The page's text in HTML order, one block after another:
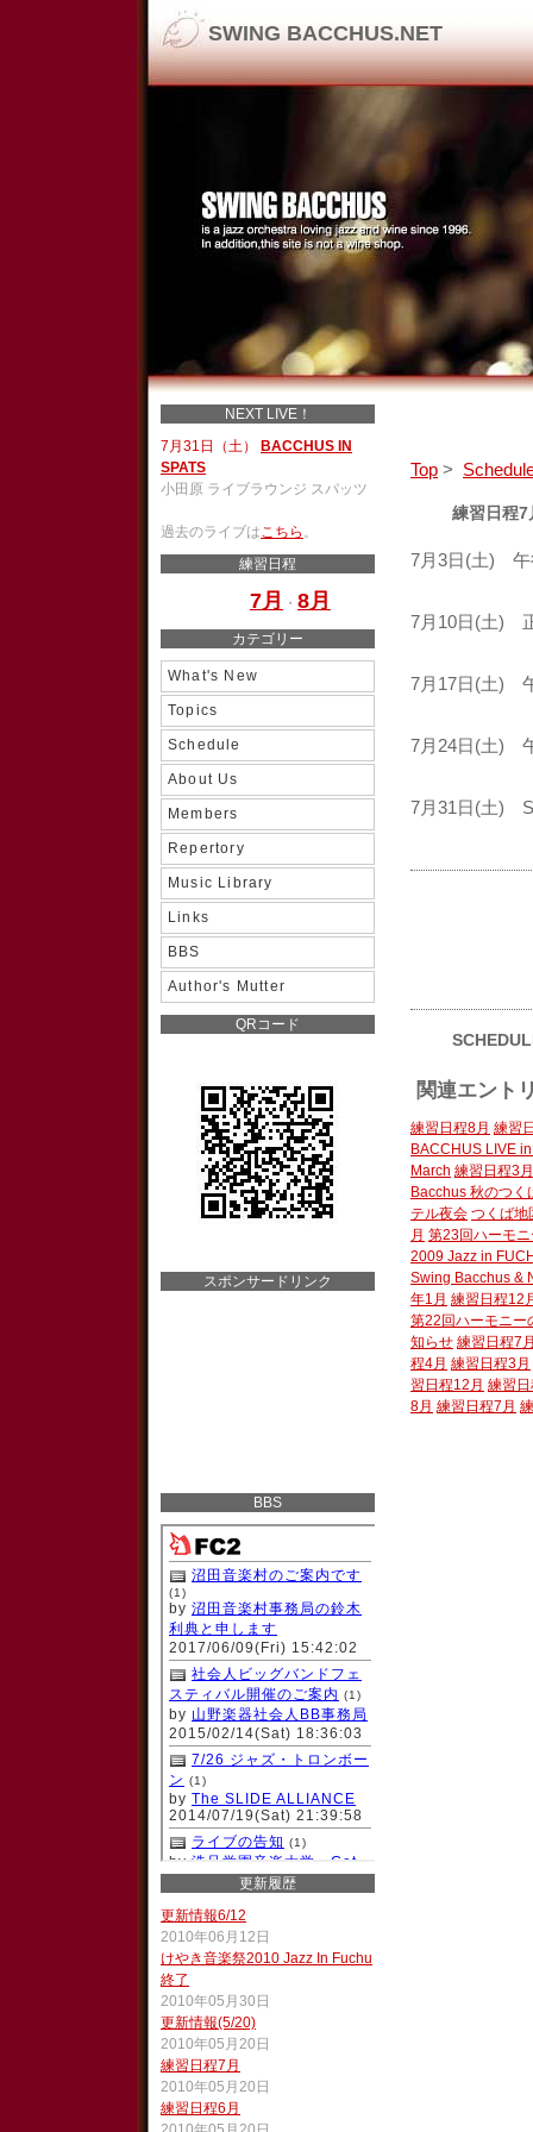
SWING BACCHUS.NET
Top >
練習日程7
7月3日(土) 午
7月10日(土)
7月17日(土)
7月24日(土)
7月31日(土)
関連エント
練習日程8月 練習
BACCHUS LIVE
March 練習日程3月
Bacchus 秋のつく
テル夜会 つくば地
月 第23回ハーモ
2009 Jazz in
Swing Bacchus &
年1月 練習日程12
第22回ハーモニー
知らせ 練習日程7
程4月 練習日程3月
習日程12月 練習
8月 練習日程7月
NEXT LIVE！
7月31日（土）
BACCHUS IN
SPATS
小田原 ライブラウンジ スパッツ
過去のライブはこちら 。
練習日程
7月 ・ 8月
カテゴリー
What's New
Topics
Schedule
About Us
Members
Repertory
Music Library
Links
BBS
Author's Mutter
QRコード
スポンサードリンク
BBS
更新履歴
更新情報6/12
2010年06月12日
けやき音楽祭2010 Jazz In Fuchu
終了
2010年05月30日
更新情報(5/20)
2010年05月20日
練習日程7月
2010年05月20日
練習日程6月